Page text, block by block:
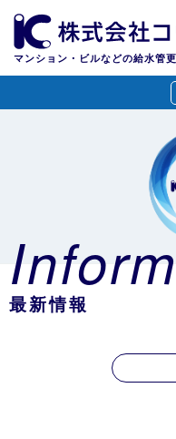
マンション・ビルなどの給水管
最新情報